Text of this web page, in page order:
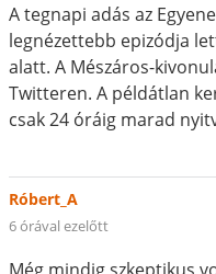
A tegnapi adás az
legnézettebb epizódja
alatt. A Mészáros-
Twitteren. A példátlan
csak 24 óráig marad
Róbert_A
6 órával ezelőtt